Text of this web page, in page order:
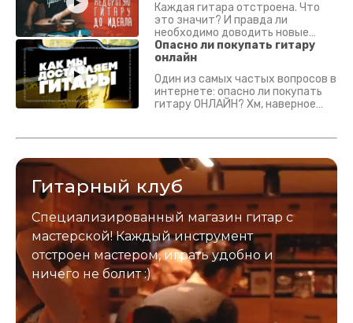
Каждая гитара отстроена. Что
это значит? И правда ли
необходимо доводить новые
гитары? Если кратко - да.
Подробно - в видео :)
Опасно ли покупать гитару
онлайн
Один из самых частых вопросов в
интернете: опасно ли покупать
гитару ОНЛАЙН? Хм, наверное
застрахован. Случись что -
Гитарный клуб
Специализированный магазин гитар с
мастерской! Каждый инструмент
отстроен мастером, играть удобно и
ничего не болит :)